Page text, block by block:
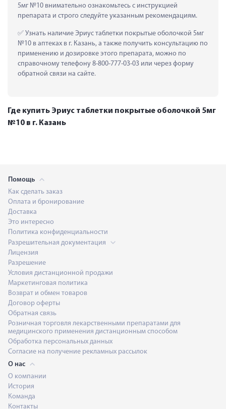
5мг №10 внимательно ознакомьтесь с инструкцией
препарата и строго следуйте указанным рекомендациям.
Узнать наличие Эриус таблетки покрытые оболочкой 5мг
№10 в аптеках в г. Казань, а также получить консультацию по
применению и дозировке этого препарата, можно по
справочному телефону 8-800-777-03-03 или через форму
обратной связи на сайте.
Где купить Эриус таблетки покрытые оболочкой 5мг
№10 в г. Казань
Помощь
Как сделать заказ
Оплата и бронирование
Доставка
Это интересно
Политика конфиденциальности
Разрешительная документация
Лицензия
Разрешение
Условия дистанционной продажи
Маркетинговая политика
Возврат и обмен товаров
Договор оферты
Обратная связь
Розничная торговля лекарственными препаратами для
медицинского применения дистанционным способом
Обработка персональных данных
Согласие на получение рекламных рассылок
О нас
О компании
История
Команда
Контакты